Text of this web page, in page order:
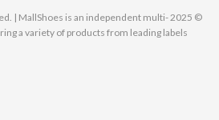
| MallShoes is an independent multi-
a variety of products from leading labels.